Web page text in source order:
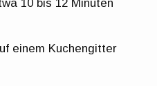
10 bis 12 Minuten
einem Kuchengitter